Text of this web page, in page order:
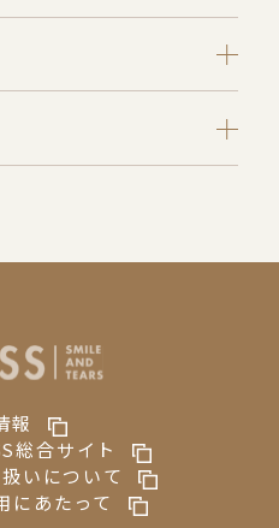
総合サイト
報
いについて
にあたって